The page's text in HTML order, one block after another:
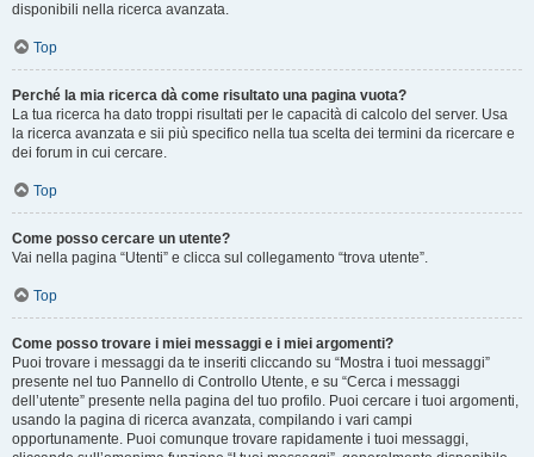
disponibili nella ricerca avanzata.
Top
Perché la mia ricerca dà come risultato una pagina vuota?
La tua ricerca ha dato troppi risultati per le capacità di calcolo del server. Usa
la ricerca avanzata e sii più specifico nella tua scelta dei termini da ricercare e
dei forum in cui cercare.
Top
Come posso cercare un utente?
Vai nella pagina “Utenti” e clicca sul collegamento “trova utente”.
Top
Come posso trovare i miei messaggi e i miei argomenti?
Puoi trovare i messaggi da te inseriti cliccando su “Mostra i tuoi messaggi”
presente nel tuo Pannello di Controllo Utente, e su “Cerca i messaggi
dell’utente” presente nella pagina del tuo profilo. Puoi cercare i tuoi argomenti,
usando la pagina di ricerca avanzata, compilando i vari campi
opportunamente. Puoi comunque trovare rapidamente i tuoi messaggi,